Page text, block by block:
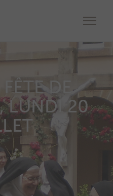
DE
LUNDI 20